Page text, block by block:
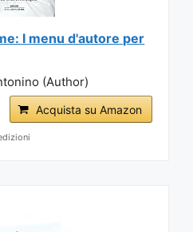
I menu d'autore per
(Author)
Acquista su Amazon